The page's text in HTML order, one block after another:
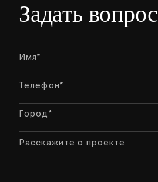
Задать вопрос